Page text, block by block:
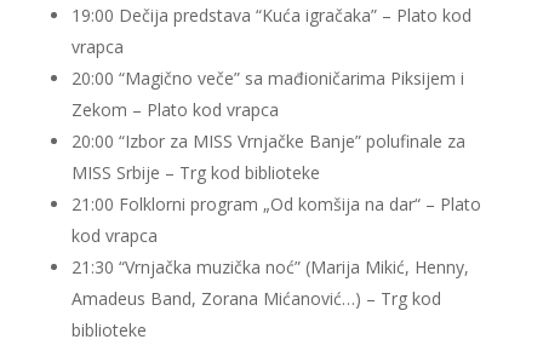
19:00 Dečija predstava “Kuća igračaka” – Plato kod
vrapca
20:00 “Magično veče” sa mađioničarima Piksijem i
Zekom – Plato kod vrapca
20:00 “Izbor za MISS Vrnjačke Banje” polufinale za
MISS Srbije – Trg kod biblioteke
21:00 Folklorni program „Od komšija na dar“ – Plato
kod vrapca
21:30 “Vrnjačka muzička noć” (Marija Mikić, Henny,
Amadeus Band, Zorana Mićanović…) – Trg kod
biblioteke